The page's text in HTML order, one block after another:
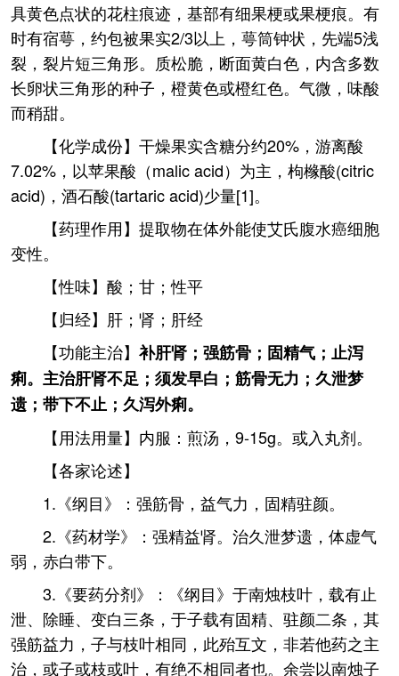
具黄色点状的花柱痕迹，基部有细果梗或果梗痕。有
时有宿萼，约包被果实2/3以上，萼筒钟状，先端5浅
裂，裂片短三角形。质松脆，断面黄白色，内含多数
长卵状三角形的种子，橙黄色或橙红色。气微，味酸
而稍甜。
【化学成份】干燥果实含糖分约20%，游离酸
7.02%，以苹果酸（malic acid）为主，枸橼酸(citric
acid)，酒石酸(tartaric acid)少量[1]。
【药理作用】提取物在体外能使艾氏腹水癌细胞
变性。
【性味】酸；甘；性平
【归经】肝；肾；肝经
【功能主治】 补肝肾；强筋骨；固精气；止泻
痢。主治肝肾不足；须发早白；筋骨无力；久泄梦
遗；带下不止；久泻外痢。
【用法用量】内服：煎汤，9-15g。或入丸剂。
【各家论述】
1.《纲目》：强筋骨，益气力，固精驻颜。
2.《药材学》：强精益肾。治久泄梦遗，体虚气
弱，赤白带下。
3.《要药分剂》：《纲目》于南烛枝叶，载有止
泄、除睡、变白三条，于子载有固精、驻颜二条，其
强筋益力，子与枝叶相同，此殆互文，非若他药之主
治，或子或枝或叶，有绝不相同者也。余尝以南烛子